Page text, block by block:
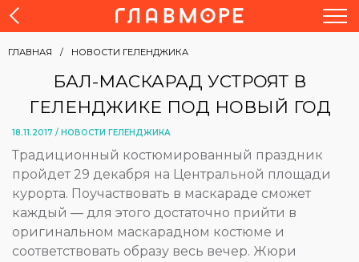
ГЛАВНАЯ НОВОСТИ ГЕЛЕНДЖИКА
БАЛ-МАСКАРАД УСТРОЯТ В
ГЕЛЕНДЖИКЕ ПОД НОВЫЙ ГОД
18.11.2017 / НОВОСТИ ГЕЛЕНДЖИКА
Традиционный костюмированный праздник
пройдет 29 декабря на Центральной площади
курорта. Поучаствовать в маскараде сможет
каждый — для этого достаточно прийти в
оригинальном маскарадном костюме и
соответствовать образу весь вечер. Жюри